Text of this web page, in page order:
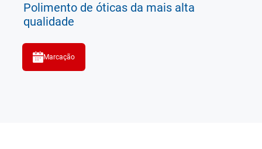
Polimento de óticas da mais alta
qualidade
Marcação